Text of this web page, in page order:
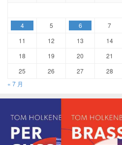
4
5 6 7
11
12 13 14
18
19 20 21
25
26 27 28
« 7 月